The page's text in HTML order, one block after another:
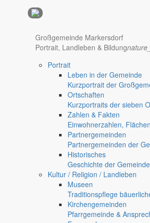
Hotel Nürnberg
anzeigen@gemeinde-
Großgemeinde Markersdorf
Portrait, Landleben & Bildung
Portrait
Leben in der Gemeinde
Kurzportrait der
Ortschaften
Kurzportraits der sieben
Zahlen & Fakten
Einwohnerzahlen,
Partnergemeinden
Partnergemeinden der
Historisches
Geschichte der
Kultur / Religion / Landleben
Museen
Traditionspflege
Kirchengemeinden
Pfarrgemeinde &
Deutsch-Paulsdorf
Jauernick-Buschbach
die